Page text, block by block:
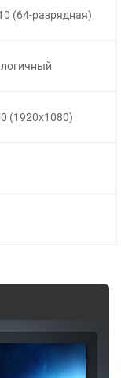
(64-разрядная)
(1920x1080)